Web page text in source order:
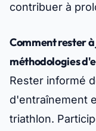
contribuer à
Comment rester
méthodologies
Rester informé
d'entraînement
triathlon.